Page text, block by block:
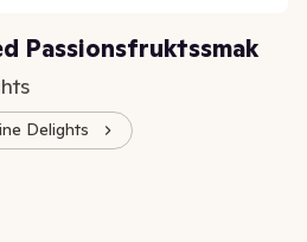
Passionsfruktssmak
Delights